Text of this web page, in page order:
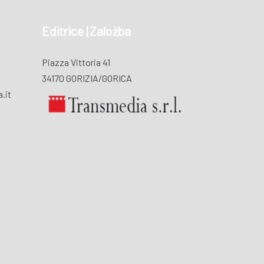
Editrice | Založba
Piazza Vittoria 41
34170 GORIZIA/GORICA